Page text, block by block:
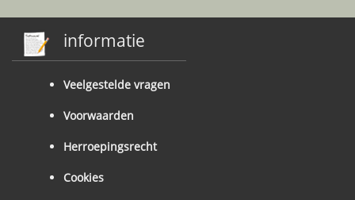
informatie
Veelgestelde vragen
Voorwaarden
Herroepingsrecht
Cookies